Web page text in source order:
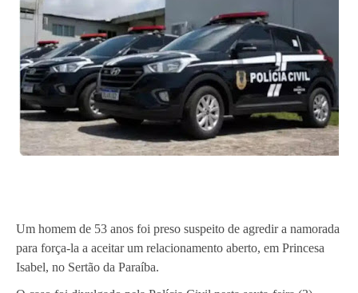
Um homem de 53 anos foi preso suspeito de agredir a namorada
para força-la a aceitar um relacionamento aberto, em Princesa
Isabel, no Sertão da Paraíba.